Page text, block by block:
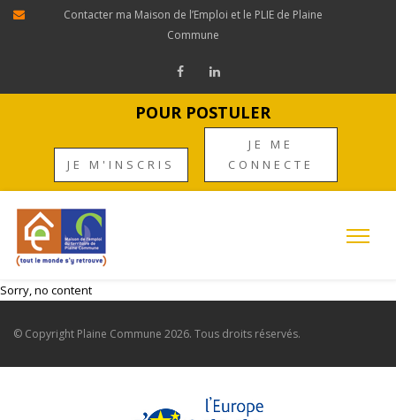
Contacter ma Maison de l’Emploi et le PLIE de Plaine
Commune
POUR POSTULER
JE M'INSCRIS
JE ME
CONNECTE
Sorry, no content
© Copyright Plaine Commune 2026. Tous droits réservés.